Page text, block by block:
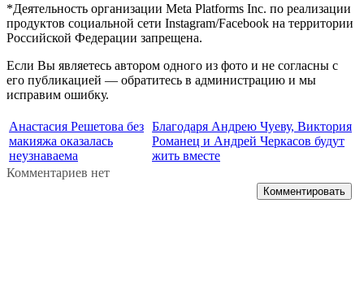
*Деятельность организации Meta Platforms Inc. по реализации
продуктов социальной сети Instagram/Facebook на территории
Российской Федерации запрещена.
Если Вы являетесь автором одного из фото и не согласны с
его публикацией — обратитесь в администрацию и мы
исправим ошибку.
Анастасия Решетова без
макияжа оказалась
неузнаваема
Благодаря Андрею Чуеву, Виктория
Романец и Андрей Черкасов будут
жить вместе
Комментариев нет
Комментировать